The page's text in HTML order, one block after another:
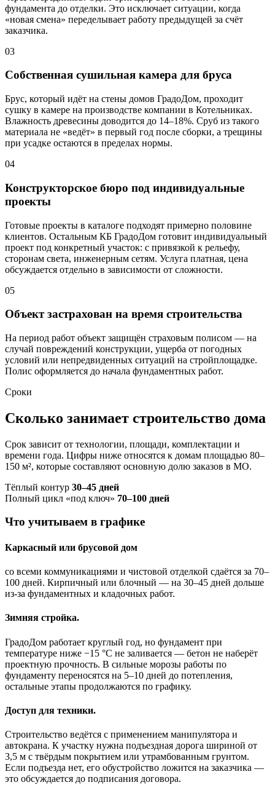
фундамента до отделки. Это исключает ситуации, когда
«новая смена» переделывает работу предыдущей за счёт
заказчика.
03
Собственная сушильная камера для бруса
Брус, который идёт на стены домов ГрадоДом, проходит
сушку в камере на производстве компании в Котельниках.
Влажность древесины доводится до 14–18%. Сруб из такого
материала не «ведёт» в первый год после сборки, а трещины
при усадке остаются в пределах нормы.
04
Конструкторское бюро под индивидуальные
проекты
Готовые проекты в каталоге подходят примерно половине
клиентов. Остальным КБ ГрадоДом готовит индивидуальный
проект под конкретный участок: с привязкой к рельефу,
сторонам света, инженерным сетям. Услуга платная, цена
обсуждается отдельно в зависимости от сложности.
05
Объект застрахован на время строительства
На период работ объект защищён страховым полисом — на
случай повреждений конструкции, ущерба от погодных
условий или непредвиденных ситуаций на стройплощадке.
Полис оформляется до начала фундаментных работ.
Сроки
Сколько занимает строительство дома
Срок зависит от технологии, площади, комплектации и
времени года. Цифры ниже относятся к домам площадью 80–
150 м², которые составляют основную долю заказов в МО.
Тёплый контур 30–45 дней
Полный цикл «под ключ» 70–100 дней
Что учитываем в графике
Каркасный или брусовой дом
со всеми коммуникациями и чистовой отделкой сдаётся за 70–
100 дней. Кирпичный или блочный — на 30–45 дней дольше
из-за фундаментных и кладочных работ.
Зимняя стройка.
ГрадоДом работает круглый год, но фундамент при
температуре ниже −15 °C не заливается — бетон не наберёт
проектную прочность. В сильные морозы работы по
фундаменту переносятся на 5–10 дней до потепления,
остальные этапы продолжаются по графику.
Доступ для техники.
Строительство ведётся с применением манипулятора и
автокрана. К участку нужна подъездная дорога шириной от
3,5 м с твёрдым покрытием или утрамбованным грунтом.
Если подъезда нет, его обустройство ложится на заказчика —
это обсуждается до подписания договора.